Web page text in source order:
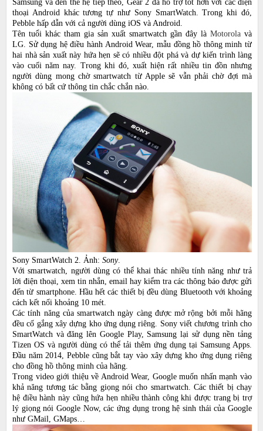
Samsung và đến thế hệ tiếp theo, Gear 2 đã hỗ trợ tốt hơn với các điện
thoại Android khác tương tự như Sony SmartWatch. Trong khi đó,
Pebble hấp dẫn với cả người dùng iOS và Android.
Tên tuổi khác tham gia sản xuất smartwatch gần đây là Motorola và
LG. Sử dụng hệ điều hành Android Wear, mẫu đồng hồ thông minh từ
hai nhà sản xuất này hứa hẹn sẽ có nhiều đột phá và dự kiến trình làng
vào cuối năm nay. Trong khi đó, xuất hiện rất nhiều tin đồn nhưng
người dùng mong chờ smartwatch từ Apple sẽ vẫn phải chờ đợi mà
không có bất cứ thông tin chắc chắn nào.
Sony SmartWatch 2. Ảnh: Sony.
Với smartwatch, người dùng có thể khai thác nhiều tính năng như trả
lời điện thoại, xem tin nhắn, email hay kiểm tra các thông báo được gửi
đến từ smartphone. Hầu hết các thiết bị đều dùng Bluetooth với khoảng
cách kết nối khoảng 10 mét.
Các tính năng của smartwatch ngày càng được mở rộng bởi mỗi hãng
đều cố gắng xây dựng kho ứng dụng riêng. Sony viết chương trình cho
SmartWatch và đăng lên Google Play, Samsung lại sử dụng nền tảng
Tizen OS và người dùng có thể tải thêm ứng dụng tại Samsung Apps.
Đầu năm 2014, Pebble cũng bắt tay vào xây dựng kho ứng dụng riêng
cho đồng hồ thông minh của hãng.
Trong video giới thiệu về Android Wear, Google muốn nhấn mạnh vào
khả năng tương tác bằng giọng nói cho smartwatch. Các thiết bị chạy
hệ điều hành này cũng hứa hẹn nhiều thành công khi được trang bị trợ
lý giọng nói Google Now, các ứng dụng trong hệ sinh thái của Google
như GMail, GMaps…